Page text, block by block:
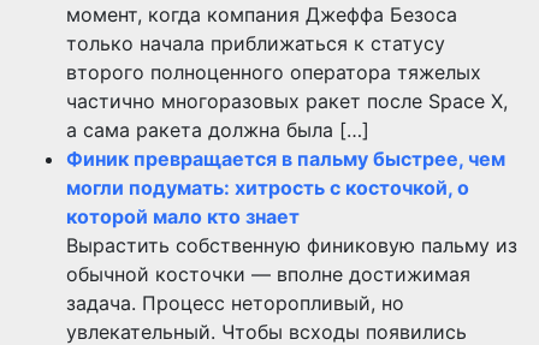
момент, когда компания Джеффа Безоса
только начала приближаться к статусу
второго полноценного оператора тяжелых
частично многоразовых ракет после Space X,
а сама ракета должна была […]
Финик превращается в пальму быстрее, чем
могли подумать: хитрость с косточкой, о
которой мало кто знает
Вырастить собственную финиковую пальму из
обычной косточки — вполне достижимая
задача. Процесс неторопливый, но
увлекательный. Чтобы всходы появились